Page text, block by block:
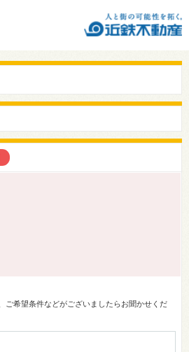
ご希望条件などがございましたらお聞かせくだ